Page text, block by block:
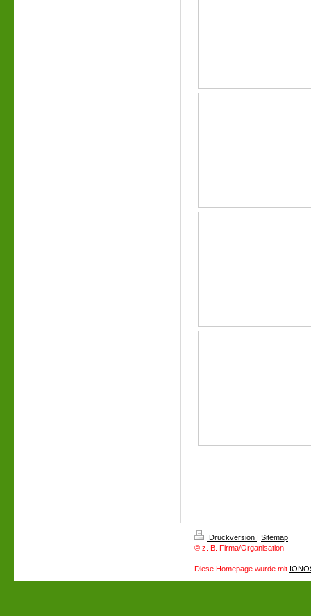
Druckversion | Sitemap
© z. B. Firma/Organisation
Diese Homepage wurde mit